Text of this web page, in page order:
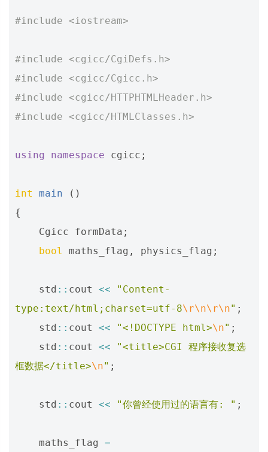
#include <iostream>
#include <cgicc/CgiDefs.h>
#include <cgicc/Cgicc.h>
#include <cgicc/HTTPHTMLHeader.h>
#include <cgicc/HTMLClasses.h>
using namespace cgicc ;
int main
()
{
Cgicc
formData ;
bool
maths_flag , physics_flag ;
std :: cout <<
"Content-
type:text/html;charset=utf-8\r\n\r\n" ;
std :: cout << "<!DOCTYPE html>\n" ;
std :: cout <<
"<title>CGI 程序接收复选
框数据</title>\n" ;
std :: cout << "你曾经使用过的语言有: " ;
maths_flag =